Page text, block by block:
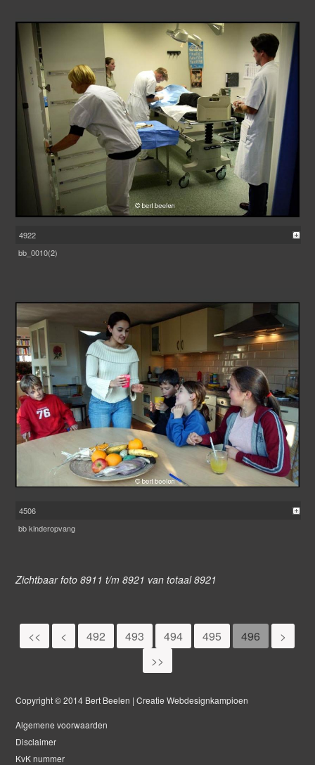
4922
bb_0010(2)
4506
bb kinderopvang
Zichtbaar foto 8911 t/m 8921 van totaal 8921
<< < 492 493 494 495 496
>
>>
Copyright © 2014 Bert Beelen | Creatie Webdesignkampioen
Algemene voorwaarden
Disclaimer
KvK nummer